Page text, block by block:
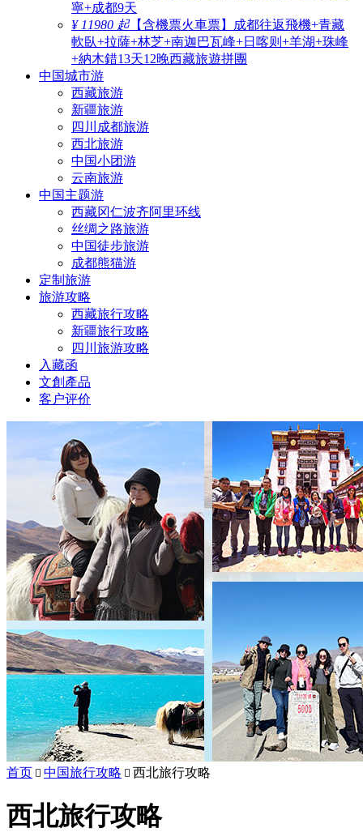
寧+成都9天
¥ 11980 起【含機票火車票】成都往返飛機+青藏
軟臥+拉薩+林芝+南迦巴瓦峰+日喀则+羊湖+珠峰
+納木錯13天12晚西藏旅遊拼團
中国城市游
西藏旅游
新疆旅游
四川成都旅游
西北旅游
中国小团游
云南旅游
中国主题游
西藏冈仁波齐阿里环线
丝绸之路旅游
中国徒步旅游
成都熊猫游
定制旅游
旅游攻略
西藏旅行攻略
新疆旅行攻略
四川旅游攻略
入藏函
文創產品
客户评价
首页  中国旅行攻略  西北旅行攻略
西北旅行攻略